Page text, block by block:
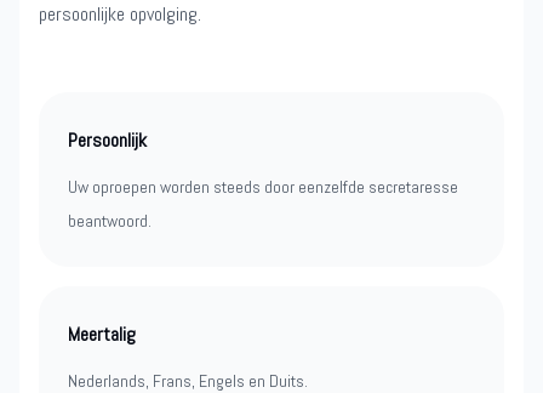
persoonlijke opvolging.
Persoonlijk
Uw oproepen worden steeds door eenzelfde secretaresse
beantwoord.
Meertalig
Nederlands, Frans, Engels en Duits.